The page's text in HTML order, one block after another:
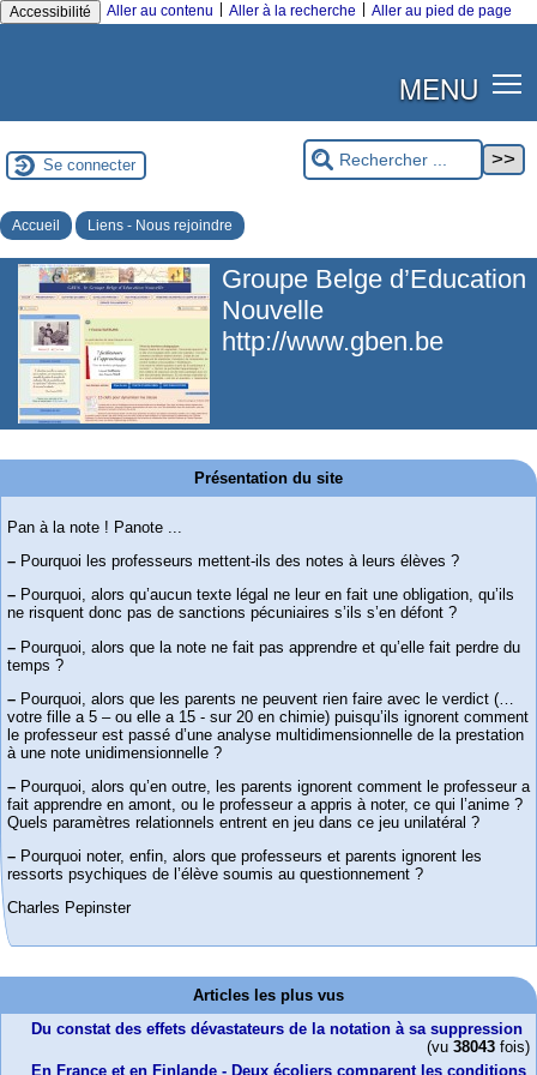
Accessibilité Aller au contenu Aller à la recherche Aller au pied de page
MENU
Se connecter
Accueil Liens - Nous rejoindre
Groupe Belge d’Education
Nouvelle
http://www.gben.be
Présentation du site
Pan à la note ! Panote ...
– Pourquoi les professeurs mettent-ils des notes à leurs élèves ?
– Pourquoi, alors qu’aucun texte légal ne leur en fait une obligation, qu’ils
ne risquent donc pas de sanctions pécuniaires s’ils s’en défont ?
– Pourquoi, alors que la note ne fait pas apprendre et qu’elle fait perdre du
temps ?
– Pourquoi, alors que les parents ne peuvent rien faire avec le verdict (…
votre fille a 5 – ou elle a 15 - sur 20 en chimie) puisqu’ils ignorent comment
le professeur est passé d’une analyse multidimensionnelle de la prestation
à une note unidimensionnelle ?
– Pourquoi, alors qu’en outre, les parents ignorent comment le professeur a
fait apprendre en amont, ou le professeur a appris à noter, ce qui l’anime ?
Quels paramètres relationnels entrent en jeu dans ce jeu unilatéral ?
– Pourquoi noter, enfin, alors que professeurs et parents ignorent les
ressorts psychiques de l’élève soumis au questionnement ?
Charles Pepinster
Articles les plus vus
Du constat des effets dévastateurs de la notation à sa suppression
(vu 38043 fois)
En France et en Finlande - Deux écoliers comparent les conditions